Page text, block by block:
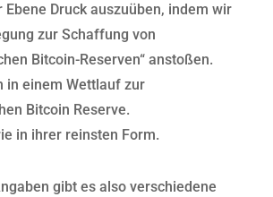
Ebene Druck auszuüben, indem wir
zur Schaffung von
Bitcoin-Reserven“ anstoßen.
in einem Wettlauf zur
Bitcoin Reserve.
in ihrer reinsten Form.
gibt es also verschiedene